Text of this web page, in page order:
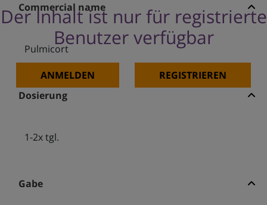
Der Inhalt ist nur für registrierte
Benutzer verfügbar
ANMELDEN REGISTRIEREN
Commercial name
Pulmicort
Dosierung
1-2x tgl.
Gabe